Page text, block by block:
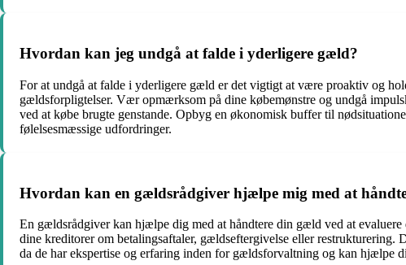
Hvordan kan jeg undgå at falde i yderligere gæld?
For at undgå at falde i yderligere gæld er det vigtigt at være proaktiv og
gældsforpligtelser. Vær opmærksom på dine købemønstre og undgå
ved at købe brugte genstande. Opbyg en økonomisk buffer til
følelsesmæssige udfordringer.
Hvordan kan en gældsrådgiver hjælpe mig med at
En gældsrådgiver kan hjælpe dig med at håndtere din gæld ved at
dine kreditorer om betalingsaftaler, gældseftergivelse eller
da de har ekspertise og erfaring inden for gældsforvaltning og kan hjælpe